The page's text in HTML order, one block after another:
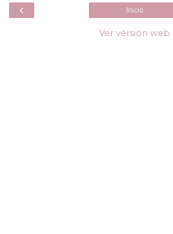
‹ Inicio
Ver versión web